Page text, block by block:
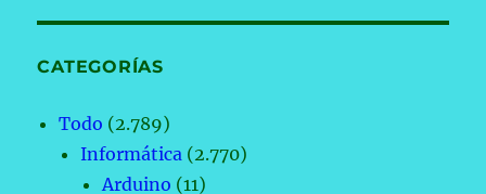
CATEGORÍAS
Todo (2.789)
Informática (2.770)
Arduino (11)